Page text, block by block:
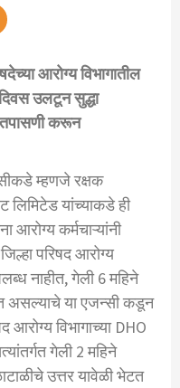
आरोग्य विभागातील
उलटून सुद्धा
करून
म्हणजे रक्षक
लिमिटेड यांच्याकडे ही
कर्मचाऱ्यांनी
परिषद आरोग्य
नाहीत, गेली 6 महिने
असल्याचे या एजन्सी कडून
विभागाच्या DHO
गेली 2 महिने
उत्तर यावेळी भेटत